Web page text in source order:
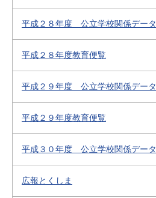
平成２８年度 公立学校関係データ
平成２８年度教育便覧
平成２９年度 公立学校関係データ
平成２９年度教育便覧
平成３０年度 公立学校関係データ
広報とくしま